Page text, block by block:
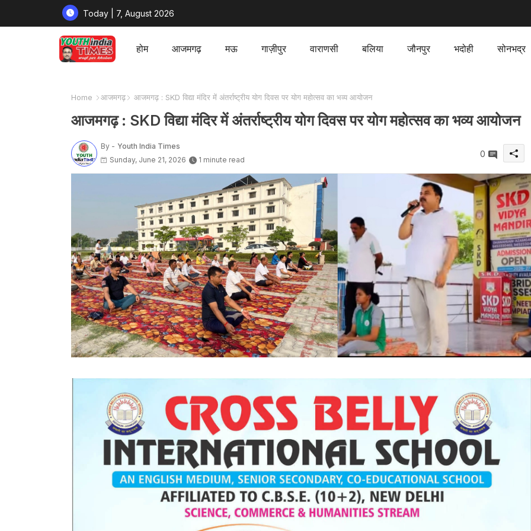
Today | 7, August 2026
होम आजमगढ़ मऊ गाज़ीपुर वाराणसी बलिया जौनपुर भदोही सोनभद्र
Home आजमगढ़ आजमगढ़ : SKD विद्या मंदिर में अंतर्राष्ट्रीय योग दिवस पर योग महोत्सव का भव्य आयोजन
आजमगढ़ : SKD विद्या मंदिर में अंतर्राष्ट्रीय योग दिवस पर योग महोत्सव का भव्य आयोजन
By - Youth India Times
Sunday, June 21, 2026
1 minute read
0